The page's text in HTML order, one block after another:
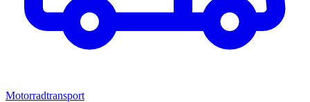
Motorradtransport